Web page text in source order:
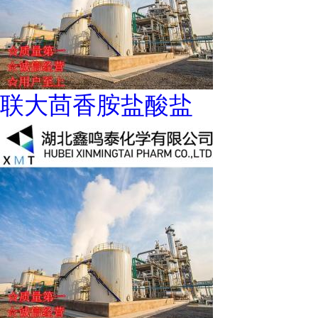
联大茴香胺盐酸盐